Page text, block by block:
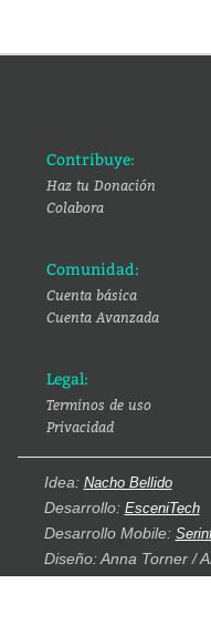
Contribuye:
Haz tu Donación
Colabora
Comunidad:
Cuenta básica
Cuenta Avanzada
Legal:
Terminos de uso
Privacidad
Idea: Nacho Bellido
Desarrollo: EsceniTech
Desarrollo Mobile:
Diseño: Anna Torner /